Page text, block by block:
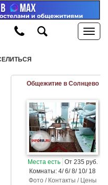
Общежитие в Солнцево
Места есть От 235 руб.
Комнаты: 4/ 6/ 8/ 10/ 18
Фото / Контакты / Цены